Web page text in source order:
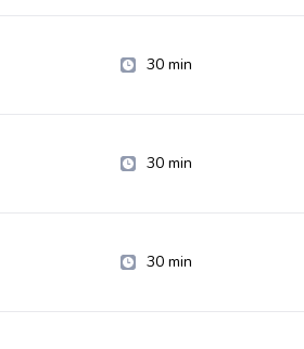
30 min
30 min
30 min